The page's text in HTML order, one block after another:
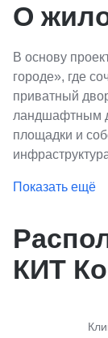
О
В основу
городе», где
приватный
ландшафтным
площадки и
Показать ещё
КИТ